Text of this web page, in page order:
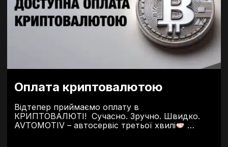
Оплата криптовалютою
Відтепер приймаємо оплату в
КРИПТОВАЛЮТІ! Сучасно. Зручно. Швидко.
AVTOMOTIV – автосервіс третьої хвилі